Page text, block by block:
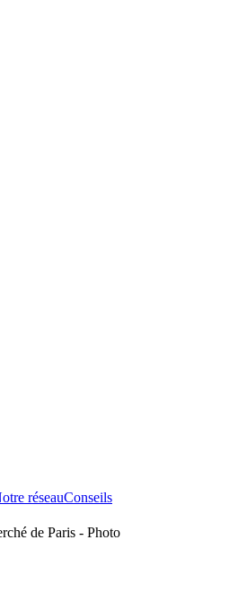
réseauConseils